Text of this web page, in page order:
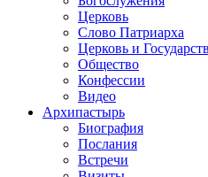
Церковь
Слово Патриарха
Церковь и
Общество
Конфессии
Видео
Архипастырь
Биография
Послания
Встречи